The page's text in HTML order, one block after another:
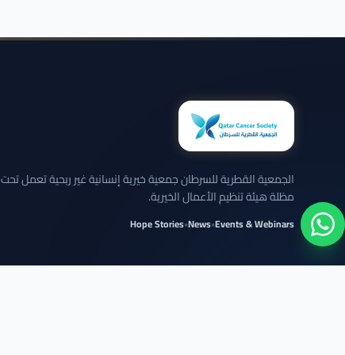
الجمعية القطرية للسرطان جمعية خيرية إنسانية غير ربحية تعمل تحت
مظلة هيئة تنظيم الأعمال الخيرية.
Events & Webinars
•
News
•
Hope Stories